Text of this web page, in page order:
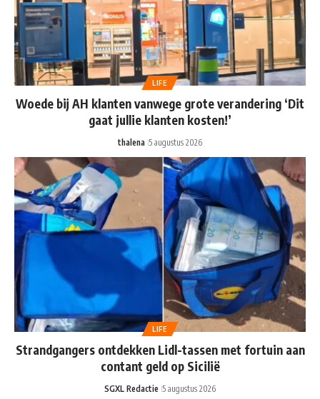
LIFE
Woede bij AH klanten vanwege grote verandering ‘Dit
gaat jullie klanten kosten!’
thalena 5 augustus 2026
LIFE
Strandgangers ontdekken Lidl-tassen met fortuin aan
contant geld op Sicilië
SGXL Redactie 5 augustus 2026